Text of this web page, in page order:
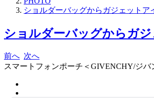
ショルダーバッグからガジェット
ショルダーバッグからガ
前へ 次へ
スマートフォンポーチ＜GIVENCHY/ジバ